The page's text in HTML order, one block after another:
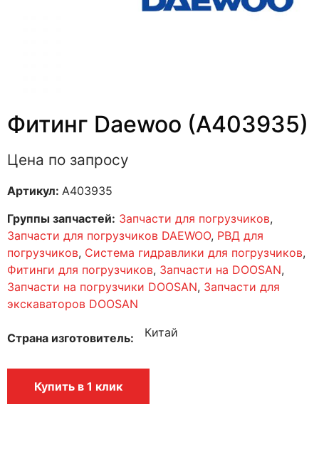
Фитинг Daewoo (A403935)
Цена по запросу
Артикул: A403935
Группы запчастей: Запчасти для погрузчиков,
Запчасти для погрузчиков DAEWOO, РВД для
погрузчиков, Система гидравлики для погрузчиков,
Фитинги для погрузчиков, Запчасти на DOOSAN,
Запчасти на погрузчики DOOSAN, Запчасти для
экскаваторов DOOSAN
Страна изготовитель Китай
Купить в 1 клик